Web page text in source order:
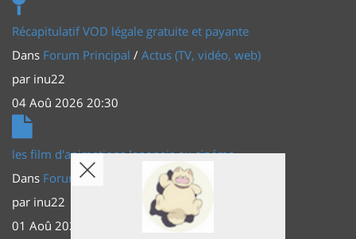
Récapitulatif VOD légale gratuite et payante
Dans Forum Principal / Actus (TV, vidéo, web)
par inu22
04 Aoû 2026 20:30
les film d'animations Japonais au cinéma
Dans Forum Principal
Actus (TV, vidéo, web)
par inu22
01 Aoû 2026 20:56